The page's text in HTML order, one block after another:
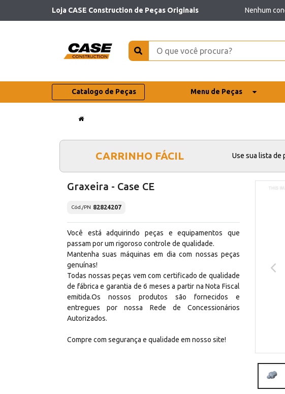
Loja CASE Construction de Peças Originais Nenhum
Catalogo de Peças Menu de Peças
CARRINHO FÁCIL Use sua lista de
Graxeira - Case CE
Cód./PN 82824207
Você está adquirindo peças e equipamentos que
passam por um rigoroso controle de qualidade.
Mantenha suas máquinas em dia com nossas peças
genuínas!
Todas nossas peças vem com certificado de qualidade
de fábrica e garantia de 6 meses a partir na Nota Fiscal
emitida.Os nossos produtos são fornecidos e
entregues por nossa Rede de Concessionários
Autorizados.
Compre com segurança e qualidade em nosso site!